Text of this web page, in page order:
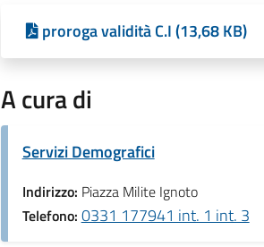
proroga validità C.I (13,68 KB)
A cura di
Servizi Demografici
Indirizzo: Piazza Milite Ignoto
Telefono: 0331 177941 int. 1 int. 3